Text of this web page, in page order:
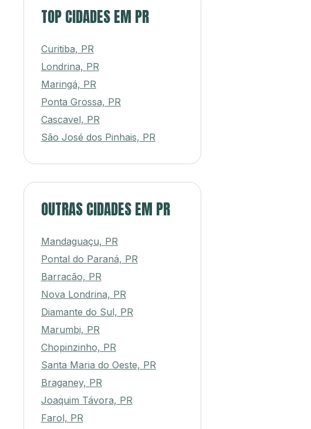
TOP CIDADES EM PR
Curitiba, PR
Londrina, PR
Maringá, PR
Ponta Grossa, PR
Cascavel, PR
São José dos Pinhais, PR
OUTRAS CIDADES EM PR
Mandaguaçu, PR
Pontal do Paraná, PR
Barracão, PR
Nova Londrina, PR
Diamante do Sul, PR
Marumbi, PR
Chopinzinho, PR
Santa Maria do Oeste, PR
Braganey, PR
Joaquim Távora, PR
Farol, PR